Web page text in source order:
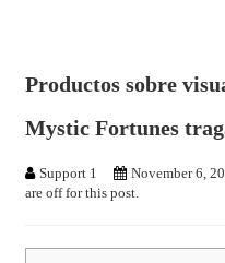
Productos sobre
Mystic Fortunes
Support 1 November 6,
are off for this post.